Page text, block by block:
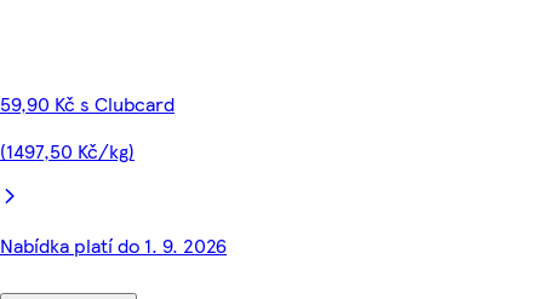
59,90 Kč s Clubcard
(1497,50 Kč/kg)
Nabídka platí do 1. 9. 2026